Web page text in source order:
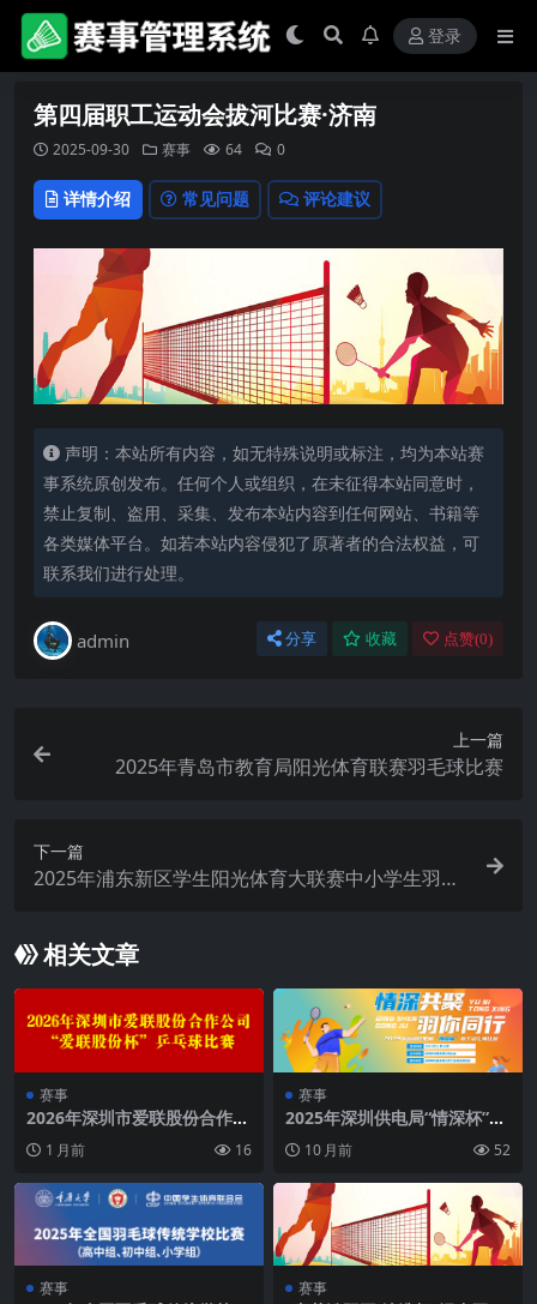
登录
第四届职工运动会拔河比赛·济南
2025-09-30 赛事 64 0
详情介绍 常见问题 评论建议
声明：本站所有内容，如无特殊说明或标注，均为本站赛
事系统原创发布。任何个人或组织，在未征得本站同意时，
禁止复制、盗用、采集、发布本站内容到任何网站、书籍等
各类媒体平台。如若本站内容侵犯了原著者的合法权益，可
联系我们进行处理。
admin 分享 收藏 点赞(0)
上一篇
2025年青岛市教育局阳光体育联赛羽毛球比赛
下一篇
2025年浦东新区学生阳光体育大联赛中小学生羽毛
相关文章
赛事
2026年深圳市爱联股份合作公
1 月前 16
赛事
2025年深圳供电局“情深杯”职
10 月前 52
赛事 赛事